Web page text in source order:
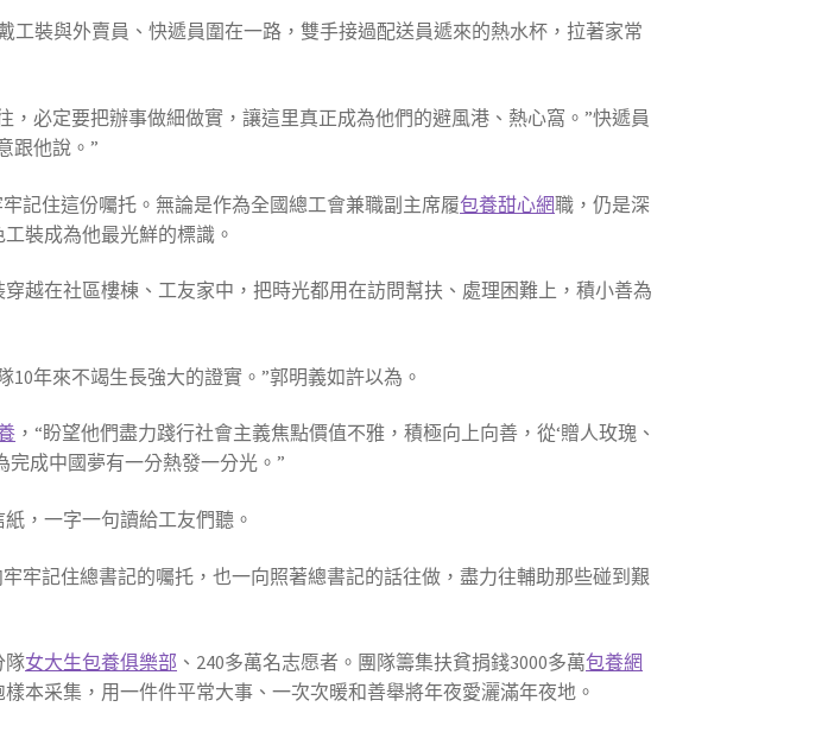
工裝與外賣員、快遞員圍在一路，雙手接過配送員遞來的熱水杯，拉著家常
，必定要把辦事做細做實，讓這里真正成為他們的避風港、熱心窩。”快遞員
跟他說。”
記住這份囑托。無論是作為全國總工會兼職副主席履包養甜心網職，仍是深
裝成為他最光鮮的標識。
越在社區樓棟、工友家中，把時光都用在訪問幫扶、處理困難上，積小善為
年來不竭生長強大的證實。”郭明義如許以為。
，“盼望他們盡力踐行社會主義焦點價值不雅，積極向上向善，從‘贈人玫瑰、
成中國夢有一分熱發一分光。”
，一字一句讀給工友們聽。
牢記住總書記的囑托，也一向照著總書記的話往做，盡力往輔助那些碰到艱
隊女大生包養俱樂部 、240多萬名志愿者。團隊籌集扶貧捐錢3000多萬包養網
本采集，用一件件平常大事、一次次暖和善舉將年夜愛灑滿年夜地。